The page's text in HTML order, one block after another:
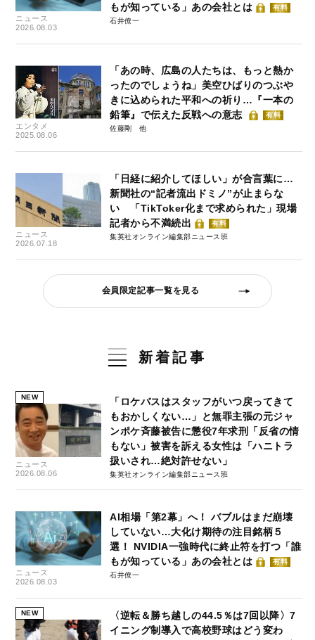
ニュース
2026.08.03
もが知っている」あの会社とは
有料
石井僚一
エンタメ
2025.08.06
「あの時、広島の人たちは、もっと熱か
ったのでしょうね」美空ひばりのつぶや
きに込められた平和への祈り…『一本の
鉛筆』で伝えた反戦への意志
有料
佐藤剛
ニュース
2026.07.18
「日経に紹介してほしい」が合言葉に…
新聞社の“記者流出ドミノ”が止まらな
い 「TikToker化まで求められた」現場
記者から不満続出
有料
集英社オンライン編集部ニュース班
会員限定記事一覧を見る
新着記事
NEW
ニュース
2026.08.06
「ロケバスはスタッフがいつ戻ってきて
もおかしくない…」と無罪主張の元ジャ
ンポケ斉藤被告に懲役7年求刑「反省の情
もない」被害を訴える女性は「ハニトラ
扱いされ…絶対許せない」
集英社オンライン編集部ニュース班
ニュース
2026.08.03
AI相場「第2幕」へ！ バブルはまだ崩壊
していない…大化け期待の注目銘柄５
選！ NVIDIA一強時代に終止符を打つ「誰
もが知っている」あの会社とは
有料
石井僚一
NEW
〈逆転＆勝ち越しの44.5％は7回以降〉7
イニング制導入で高校野球はどう変わ